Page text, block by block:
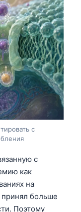
с
с
как
на
принял больше
Поэтому